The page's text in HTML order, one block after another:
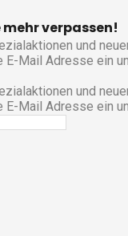
verpassen!
und
E-Mail Adresse ein
und
E-Mail Adresse ein